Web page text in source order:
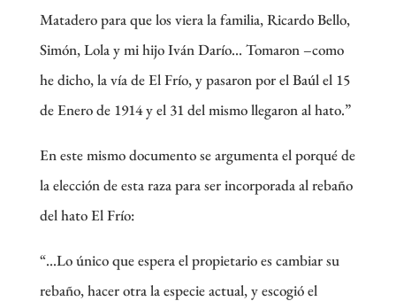
Matadero para que los viera la familia, Ricardo Bello,
Simón, Lola y mi hijo Iván Darío… Tomaron –como
he dicho, la vía de El Frío, y pasaron por el Baúl el 15
de Enero de 1914 y el 31 del mismo llegaron al hato.”­
En este mismo documento se argumenta el porqué de
la elección de esta raza para ser incorporada al rebaño
del hato El Frío:
“…Lo único que espera el propietario es cambiar su
rebaño, hacer otra la especie actual, y escogió el